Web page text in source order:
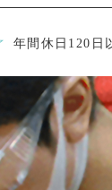
年間休日120日